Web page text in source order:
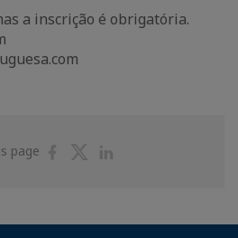
a inscrição é obrigatória.
page
ShareShare